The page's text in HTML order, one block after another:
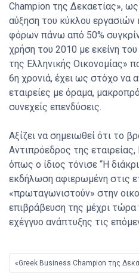
Champion της Δεκαετίας»,
αύξηση του κύκλου
φόρων πάνω από 50%
χρήση του 2010 με εκείνη
της Ελληνικής Οικονομίας»
6η χρονιά, έχει ως στόχο να
εταιρείες με όραμα,
συνεχείς επενδύσεις.
Αξίζει να σημειωθεί ότι το
Αντιπρόεδρος της
όπως ο ίδιος τόνισε “Η
εκδήλωση αφιερωμένη στις
«πρωταγωνιστούν» στην
επιβράβευση της μέχρι τώρα
εχέγγυο ανάπτυξης τις
«Greek Business Champion της